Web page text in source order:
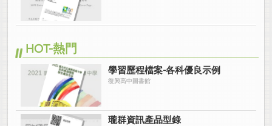
HOT-熱門
學習歷程檔案-各科優良示例
復興高中圖書館
瓏群資訊產品型錄